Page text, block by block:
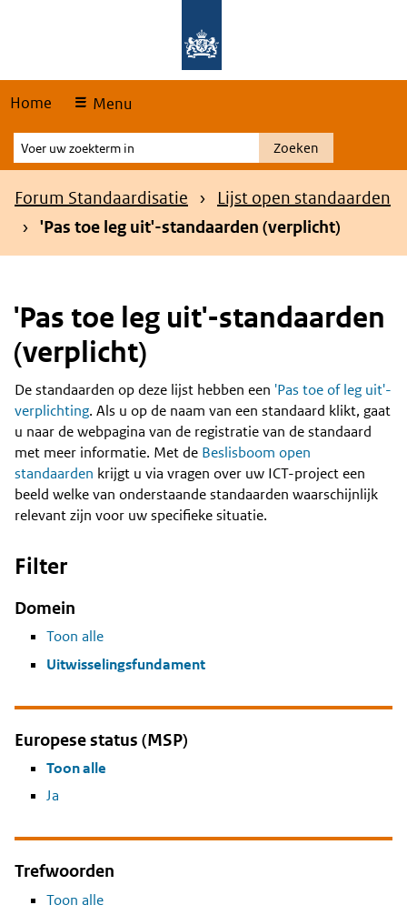
Home Menu
Voer
uw
zoekterm
Zoeken
Kruimelpad
Forum Standaardisatie
Lijst open standaarden
'Pas toe leg uit'-standaarden (verplicht)
'Pas toe leg uit'-standaarden
(verplicht)
Content
De standaarden op deze lijst hebben een 'Pas toe of leg uit'-
verplichting. Als u op de naam van een standaard klikt, gaat
u naar de webpagina van de registratie van de standaard
met meer informatie. Met de Beslisboom open
standaarden krijgt u via vragen over uw ICT-project een
beeld welke van onderstaande standaarden waarschijnlijk
relevant zijn voor uw specifieke situatie.
Filter
Domein
Toon alle
Uitwisselingsfundament
Europese status (MSP)
Toon alle
Ja
Trefwoorden
Toon alle